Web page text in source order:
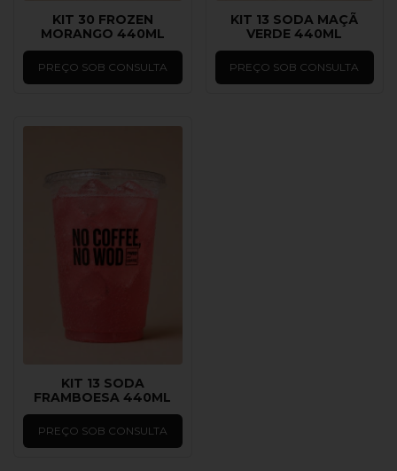
KIT 30 FROZEN
MORANGO 440ML
PREÇO SOB CONSULTA
KIT 13 SODA MAÇÃ
VERDE 440ML
PREÇO SOB CONSULTA
KIT 13 SODA
FRAMBOESA 440ML
PREÇO SOB CONSULTA